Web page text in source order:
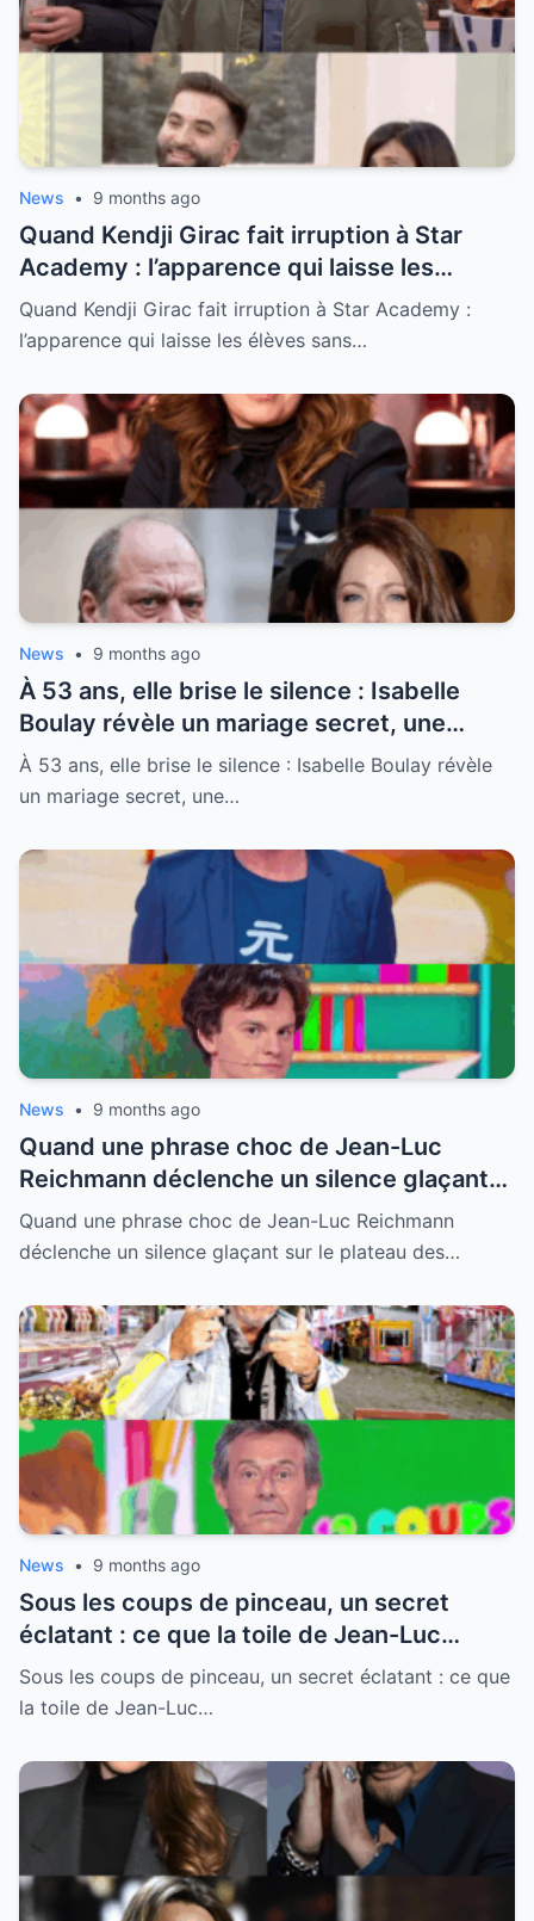
News • 9 months ago
Quand Kendji Girac fait irruption à Star
Academy : l’apparence qui laisse les
élèves sans voix et déclenche des
murmures « Il est encore plus beau en vrai
Quand Kendji Girac fait irruption à Star Academy :
l’apparence qui laisse les élèves sans…
News • 9 months ago
À 53 ans, elle brise le silence : Isabelle
Boulay révèle un mariage secret, une
passion interdite et l’identité de l’homme
qui a tout détruit – le choc d’un séisme
À 53 ans, elle brise le silence : Isabelle Boulay révèle
un mariage secret, une…
News • 9 months ago
Quand une phrase choc de Jean-Luc
Reichmann déclenche un silence glaçant
sur le plateau des 12 Coups de Midi : tous
les regards braqués sur Cyprien,
Quand une phrase choc de Jean-Luc Reichmann
déclenche un silence glaçant sur le plateau des…
News • 9 months ago
Sous les coups de pinceau, un secret
éclatant : ce que la toile de Jean-Luc
Reichmann cache vraiment — entre
lumière, ombres et émotions, un message
que l’on croyait savoir sur lui.
Sous les coups de pinceau, un secret éclatant : ce que
la toile de Jean-Luc…